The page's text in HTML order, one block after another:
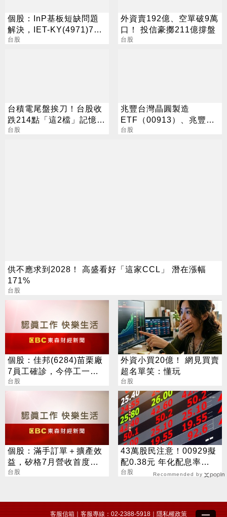
個股：InP基板短缺問題
解決，IET-KY(4971)7月
營收1.05億元，重拾成長
台股
外資賣192億、空單破9萬
口！ 投信豪擲211億撐盤
台股
台積電尾盤挨刀！台股收
跌214點「這2檔」記憶體
逆勢收漲停
台股
兆豐台灣晶圓製造
ETF（00913）、兆豐藍
籌30 ETF（00690） 最
台股
供不應求到2028！ 高盛看好「這家CCL」 潛在漲幅
171%
台股
個股：佳邦(6284)苗栗廠
7員工確診，今停工一日
進行清消
台股
外資小買20億！ 網見買賣
超名單笑：懂玩
台股
個股：滿手訂單＋擴產效
益，矽格7月營收首度站
上20億元創高，後續會更
台股
43萬股民注意！00929擬
配0.38元 年化配息率
16.5%
台股 Recommended by
客服信箱｜客服專線：02-2388-5918｜隱私權政策